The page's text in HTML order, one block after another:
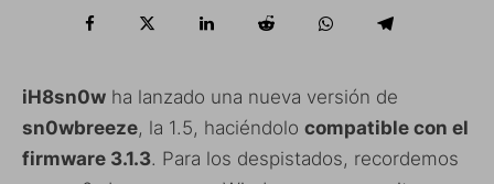
iH8sn0w ha lanzado una nueva versión de
sn0wbreeze, la 1.5, haciéndolo compatible con el
firmware 3.1.3. Para los despistados, recordemos